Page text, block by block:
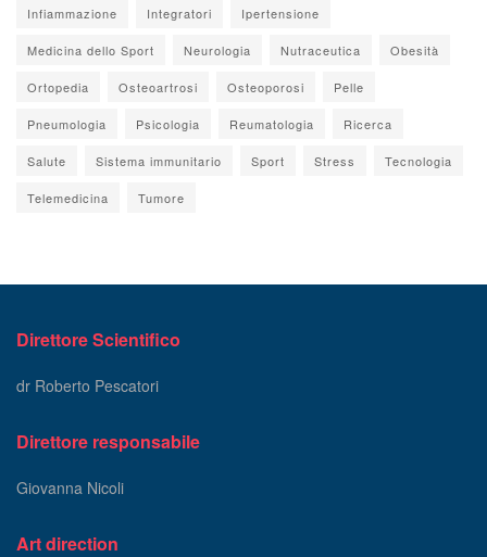
Infiammazione Integratori Ipertensione
Medicina dello Sport Neurologia Nutraceutica Obesità
Ortopedia Osteoartrosi Osteoporosi Pelle
Pneumologia Psicologia Reumatologia Ricerca
Salute Sistema immunitario Sport Stress Tecnologia
Telemedicina Tumore
Direttore Scientifico
dr Roberto Pescatori
Direttore responsabile
Giovanna Nicoli
Art direction